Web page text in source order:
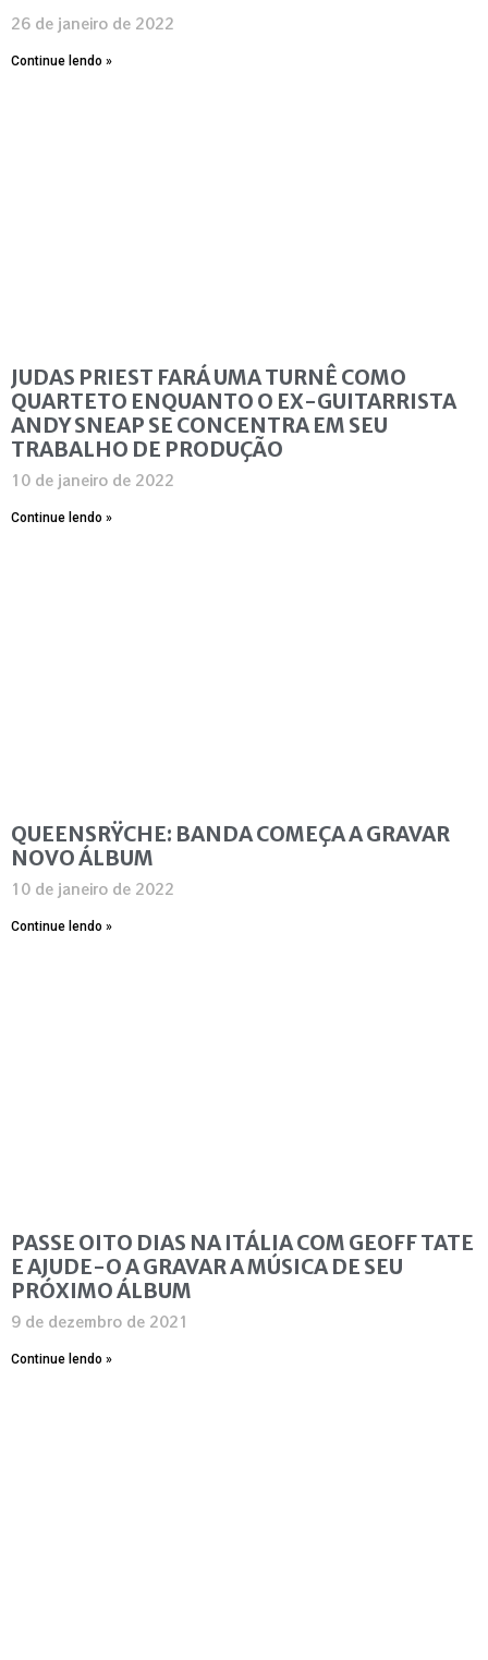
26 de janeiro de 2022
Continue lendo »
JUDAS PRIEST FARÁ UMA TURNÊ COMO
QUARTETO ENQUANTO O EX-GUITARRISTA
ANDY SNEAP SE CONCENTRA EM SEU
TRABALHO DE PRODUÇÃO
10 de janeiro de 2022
Continue lendo »
QUEENSRŸCHE: BANDA COMEÇA A GRAVAR
NOVO ÁLBUM
10 de janeiro de 2022
Continue lendo »
PASSE OITO DIAS NA ITÁLIA COM GEOFF TATE
E AJUDE-O A GRAVAR A MÚSICA DE SEU
PRÓXIMO ÁLBUM
9 de dezembro de 2021
Continue lendo »